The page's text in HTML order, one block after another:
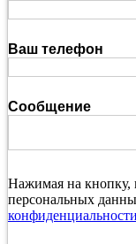
Ваш телефон
Сообщение
Нажимая на кнопку,
персональных
конфиденциальности